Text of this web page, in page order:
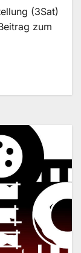
(3Sat)
zum